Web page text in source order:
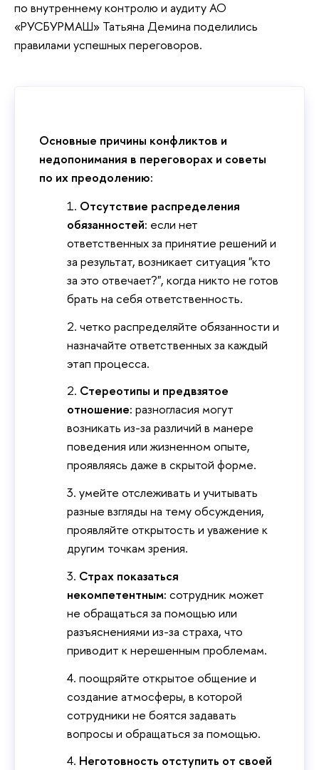
по внутреннему контролю и аудиту АО
«РУСБУРМАШ» Татьяна Демина поделились
правилами успешных переговоров.
Основные причины конфликтов и
недопонимания в переговорах и советы
по их преодолению:
Отсутствие распределения
обязанностей: если нет
ответственных за принятие решений и
за результат, возникает ситуация "кто
за это отвечает?", когда никто не готов
брать на себя ответственность.
четко распределяйте обязанности и
назначайте ответственных за каждый
этап процесса.
Стереотипы и предвзятое
отношение: разногласия могут
возникать из-за различий в манере
поведения или жизненном опыте,
проявляясь даже в скрытой форме.
умейте отслеживать и учитывать
разные взгляды на тему обсуждения,
проявляйте открытость и уважение к
другим точкам зрения.
Страх показаться
некомпетентным: сотрудник может
не обращаться за помощью или
разъяснениями из-за страха, что
приводит к нерешенным проблемам.
поощряйте открытое общение и
создание атмосферы, в которой
сотрудники не боятся задавать
вопросы и обращаться за помощью.
Неготовность отступить от своей